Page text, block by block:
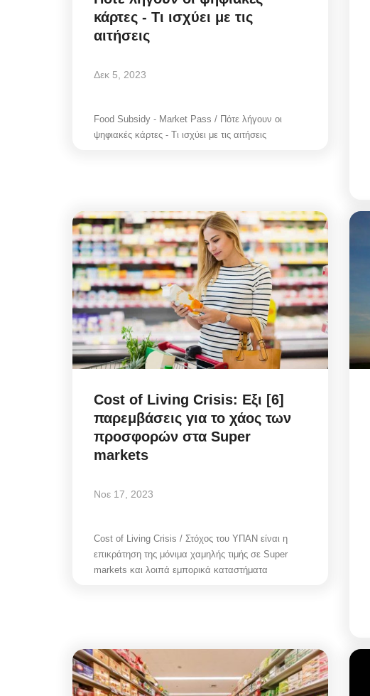
κάρτες - Τι ισχύει με τις
αιτήσεις
Δεκ 5, 2023
Food Subsidy - Market Pass / Πότε λήγουν οι
ψηφιακές κάρτες - Τι ισχύει με τις αιτήσεις
Cost of Living Crisis: Εξι [6]
παρεμβάσεις για το χάος των
προσφορών στα Super
markets
Νοε 17, 2023
Cost of Living Crisis / Στόχος του ΥΠΑΝ είναι η
επικράτηση της μόνιμα χαμηλής τιμής σε Super
markets και λοιπά εμπορικά καταστήματα